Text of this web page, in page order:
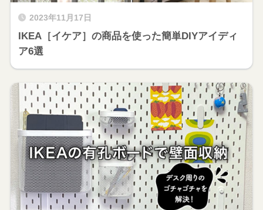
2023年11月17日
IKEA［イケア］の商品を使った簡単DIYアイディ
ア6選